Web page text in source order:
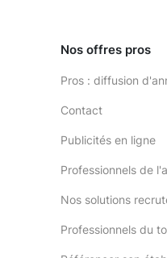
Nos offres pros
Pros : diffusion
Contact
Publicités en ligne
Professionnels de
Nos solutions
Professionnels du